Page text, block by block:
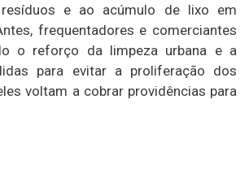
e ao acúmulo de lixo em
frequentadores e comerciantes
o reforço da limpeza urbana e a
para evitar a proliferação dos
voltam a cobrar providências para